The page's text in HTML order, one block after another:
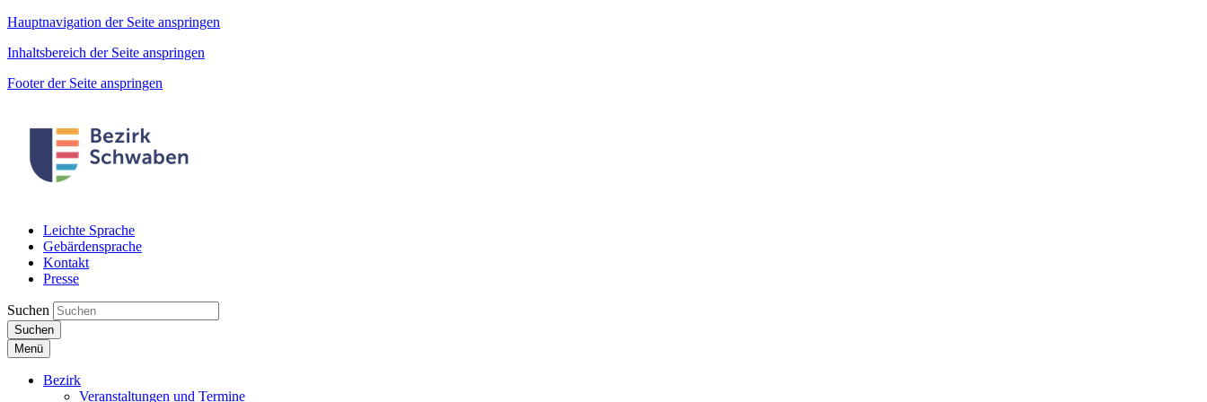
Hauptnavigation der Seite anspringen
Inhaltsbereich der Seite anspringen
Footer der Seite anspringen
Leichte Sprache
Gebärdensprache
Kontakt
Presse
Suchen
Suchen
Menü
Bezirk
Veranstaltungen und Termine